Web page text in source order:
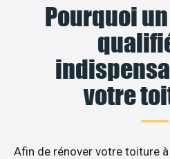
Pourquoi
votre
Afin de rénover votre toiture